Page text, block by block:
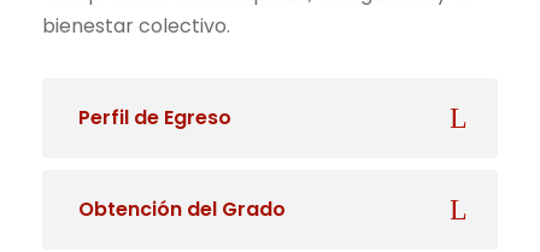
bienestar colectivo.
Perfil de Egreso
Obtención del Grado